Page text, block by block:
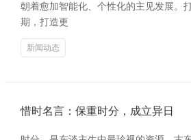
朝着愈加智能化、个性化的主见发展。
期，打造更
新闻动态
惜时名言：保重时分，成立异日